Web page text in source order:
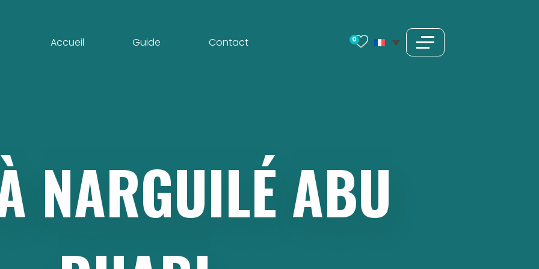
Accueil Guide Contact 0
NARGUILÉ ABU